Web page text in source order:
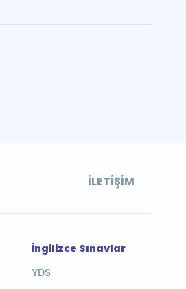
İLETIŞIM
İngilizce Sınavlar
YDS